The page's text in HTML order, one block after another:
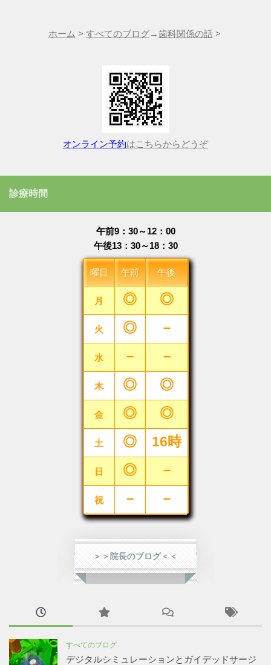
ホーム > すべてのブログ→歯科関係の話>
オンライン予約はこちらからどうぞ
診療時間
午前9：30～12：00
午後13：30～18：30
曜日 午前 午後
月 ◎ ◎
火 ◎ －
水 － －
木 ◎ ◎
金 ◎ ◎
土 ◎ 16時
日 ◎ －
祝 － －
＞＞院長のブログ＜＜
すべてのブログ
デジタルシミュレーションとガイデッドサージ